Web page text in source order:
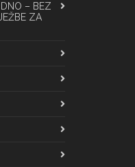
– BEZ
ZA